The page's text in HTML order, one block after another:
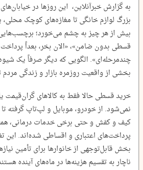
به گزارش خبرآنلاین، این روزها در
بزرگ لوازم خانگی تا مغازه‌های کوچک
بیش از هر چیز به چشم می‌خورد؛
قسطی بدون ضامن»، «الان بخر، بعداً
چندمرحله‌ای». الگویی که دیگر صرفاً یک
بخشی از واقعیت روزمره بازار و زندگی
خرید قسطی حالا فقط به کالاهای
نمی‌شود. از خودرو، موبایل و لپ‌تاپ گرفته
کیف و کفش و حتی برخی خدمات درمانی،
پرداخت‌های اعتباری و اقساطی شده‌اند. این
بخش قابل‌توجهی از خانوارها برای تأمین
ناچار به تقسیم هزینه‌ها در ماه‌های آینده